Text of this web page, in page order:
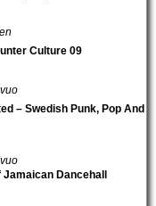
Culture 09
– Swedish Punk, Pop And
Jamaican Dancehall